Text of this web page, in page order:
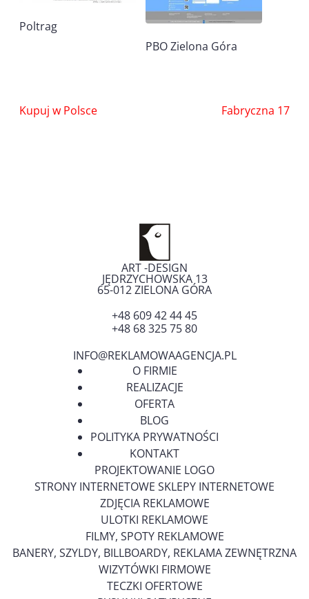
Poltrag
PBO Zielona Góra
Nawigacja
Kupuj w Polsce Fabryczna 17
ART -DESIGN
JĘDRZYCHOWSKA 13
65-012ZIELONA GÓRA
+48 609 42 44 45
+48 68 325 75 80
INFO@REKLAMOWAAGENCJA.PL
O FIRMIE
REALIZACJE
OFERTA
BLOG
POLITYKA PRYWATNOŚCI
KONTAKT
PROJEKTOWANIE LOGO
STRONY INTERNETOWE SKLEPY INTERNETOWE
ZDJĘCIA REKLAMOWE
ULOTKI REKLAMOWE
FILMY, SPOTY REKLAMOWE
BANERY, SZYLDY, BILLBOARDY, REKLAMA ZEWNĘTRZNA
WIZYTÓWKI FIRMOWE
TECZKI OFERTOWE